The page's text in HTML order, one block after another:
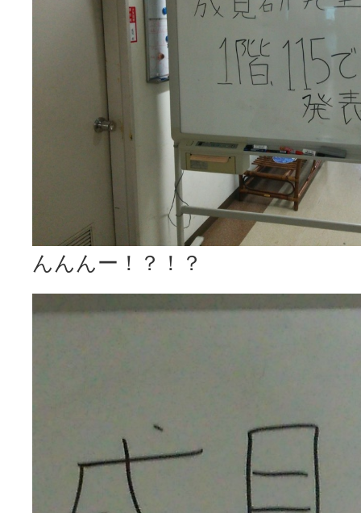
んんんー！？！？